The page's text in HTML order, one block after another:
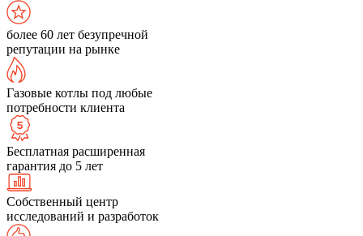
более 60 лет безупречной
репутации на рынке
Газовые котлы под любые
потребности клиента
Бесплатная расширенная
гарантия до 5 лет
Собственный центр
исследований и разработок